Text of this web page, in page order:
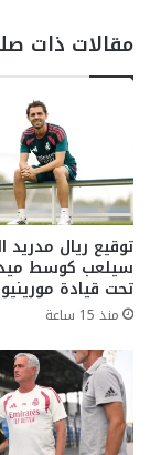
مقالات ذات
توقيع ريال مدريد
سيلعب كوسط
تحت قيادة مورينيو
منذ 15 ساعة